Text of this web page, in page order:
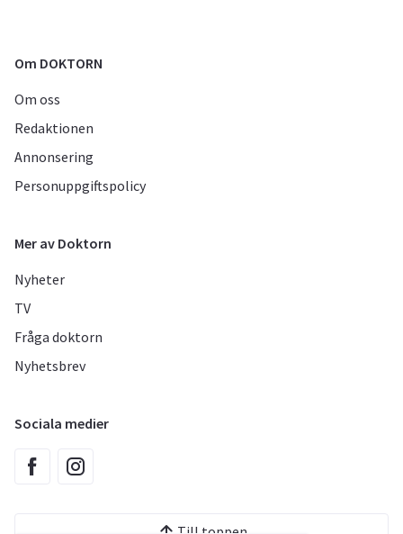
Om DOKTORN
Om oss
Redaktionen
Annonsering
Personuppgiftspolicy
Mer av Doktorn
Nyheter
TV
Fråga doktorn
Nyhetsbrev
Sociala medier